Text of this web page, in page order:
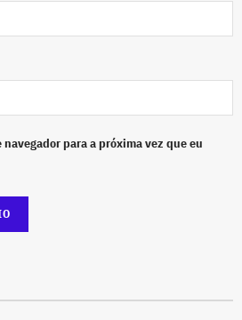
para a próxima vez que eu